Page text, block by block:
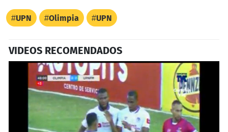
UPN Olimpia UPN
VIDEOS RECOMENDADOS